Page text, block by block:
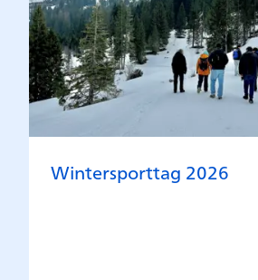
Wintersporttag 2026